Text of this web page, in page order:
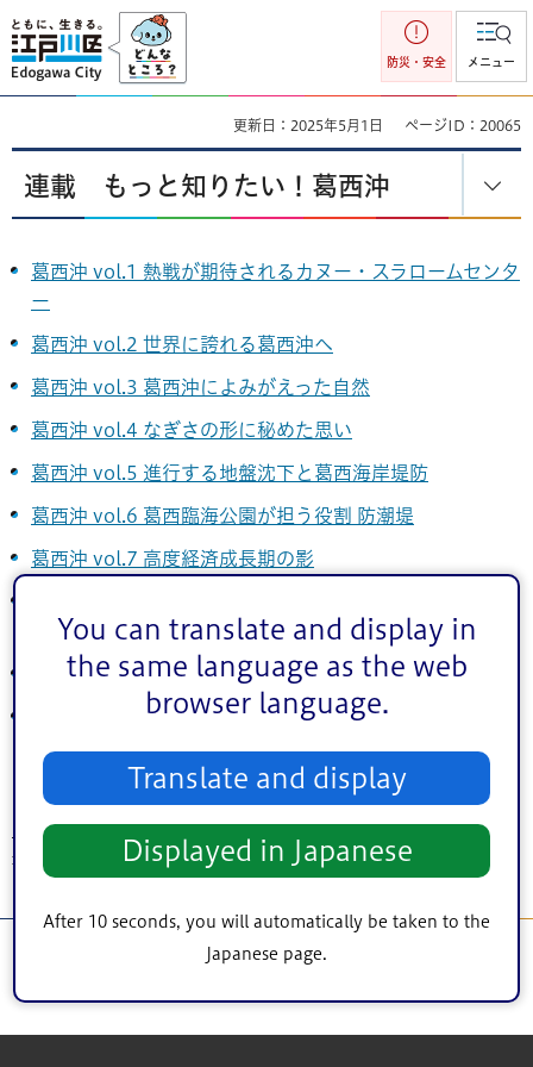
You can translate and display in
the same language as the web
browser language.
Translate and display
Displayed in Japanese
After 10 seconds, you will automatically be taken to the
Japanese page.
江戸川区
防災・安全 メニュー
更新日：2025年5月1日 ページID：20065
連載 もっと知りたい！葛西沖
葛西沖 vol.1 熱戦が期待されるカヌー・スラロームセンタ
ー
葛西沖 vol.2 世界に誇れる葛西沖へ
葛西沖 vol.3 葛西沖によみがえった自然
葛西沖 vol.4 なぎさの形に秘めた思い
葛西沖 vol.5 進行する地盤沈下と葛西海岸堤防
葛西沖 vol.6 葛西臨海公園が担う役割 防潮堤
葛西沖 vol.7 高度経済成長期の影
事業
葛西沖 vol.9 住みよく美しいまちを支える都市基盤
葛西沖 vol.10 自然と都市が調和したまちづくり
トップページ >連載
> 連載 もっと知りたい！葛西沖